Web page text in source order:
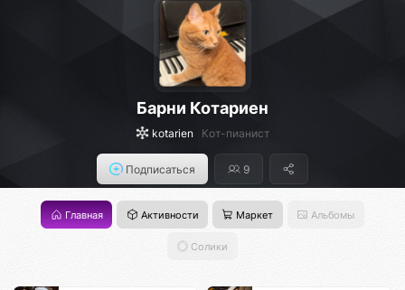
Барни Котариен
kotarien Кот-пианист
Подписаться 9
Главная Активности Маркет Альбомы
Солики